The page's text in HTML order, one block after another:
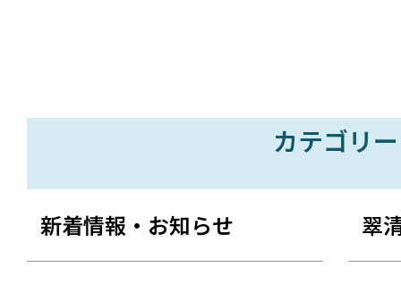
カテゴリー
新着情報・お知らせ 翠